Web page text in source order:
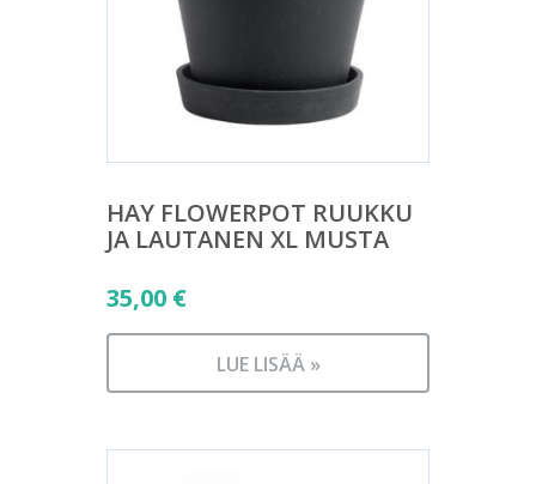
HAY FLOWERPOT RUUKKU
JA LAUTANEN XL MUSTA
35,00 €
LUE LISÄÄ »